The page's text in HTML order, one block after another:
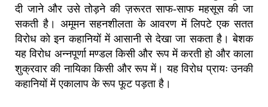
दी जाने और उसे तोड़ने की ज़रूरत साफ-साफ महसूस की जा
सकती है। अमूमन सहनशीलता के आवरण में लिपटे एक सतत
विरोध को इन कहानियों में आसानी से देखा जा सकता है। बेशक
यह विरोध अन्नपूर्णा मण्डल किसी और रूप में करती हो और काला
शुक्रवार की नायिका किसी और रूप में। यह विरोध प्रायः उनकी
कहानियों में एकालाप के रूप फूट पड़ता है।